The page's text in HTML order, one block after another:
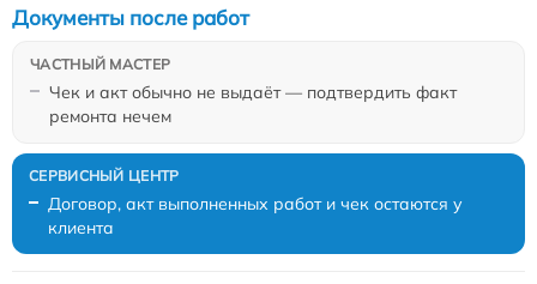
Чек и акт обычно не выдаёт — подтвердить факт
ремонта нечем
Документы после работ
Договор, акт выполненных работ и чек остаются у
клиента